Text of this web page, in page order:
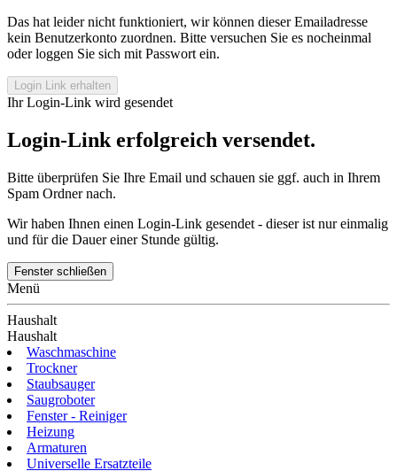
Das hat leider nicht funktioniert, wir können dieser Emailadresse
kein Benutzerkonto zuordnen. Bitte versuchen Sie es nocheinmal
oder loggen Sie sich mit Passwort ein.
Login Link erhalten
Ihr Login-Link wird gesendet
Login-Link erfolgreich versendet.
Bitte überprüfen Sie Ihre Email und schauen sie ggf. auch in Ihrem
Spam Ordner nach.
Wir haben Ihnen einen Login-Link gesendet - dieser ist nur einmalig
und für die Dauer einer Stunde gültig.
Fenster schließen
Menü
Haushalt
Haushalt
Waschmaschine
Trockner
Staubsauger
Saugroboter
Fenster - Reiniger
Heizung
Armaturen
Universelle Ersatzteile